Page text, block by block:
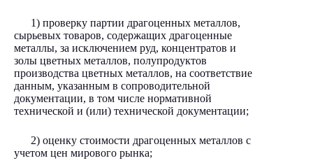
1) проверку партии драгоценных металлов,
сырьевых товаров, содержащих драгоценные
металлы, за исключением руд, концентратов и
золы цветных металлов, полупродуктов
производства цветных металлов, на соответствие
данным, указанным в сопроводительной
документации, в том числе нормативной
технической и (или) технической документации;
2) оценку стоимости драгоценных металлов с
учетом цен мирового рынка;